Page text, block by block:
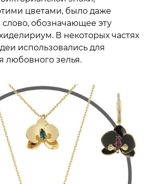
цветами, было даже
обозначающее эту
В некоторых частях
использовались для
любовного зелья.